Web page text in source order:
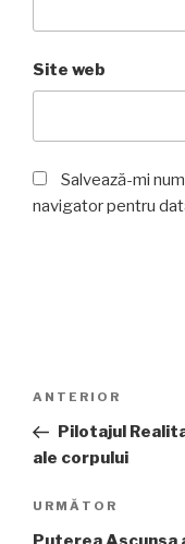
Site web
Salvează-mi
navigator pentru
ANTERIOR
Pilotajul
ale corpului
URMĂTOR